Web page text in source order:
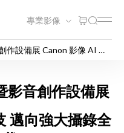
專業影像
作設備展 Canon 影像 AI 新
材暨影音
影音創作設備展
邁向強大攝錄全